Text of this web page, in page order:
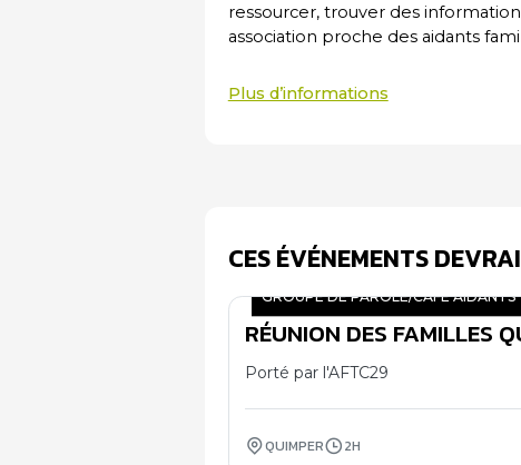
ressourcer, trouver des
association proche des aidants
Plus d’informations
CES ÉVÉNEMENTS
06
11
GROUPE DE PAROLE/CAFÉ AIDANTS
RÉUNION DES FAMILLES
Porté par l'AFTC29
QUIMPER 2H